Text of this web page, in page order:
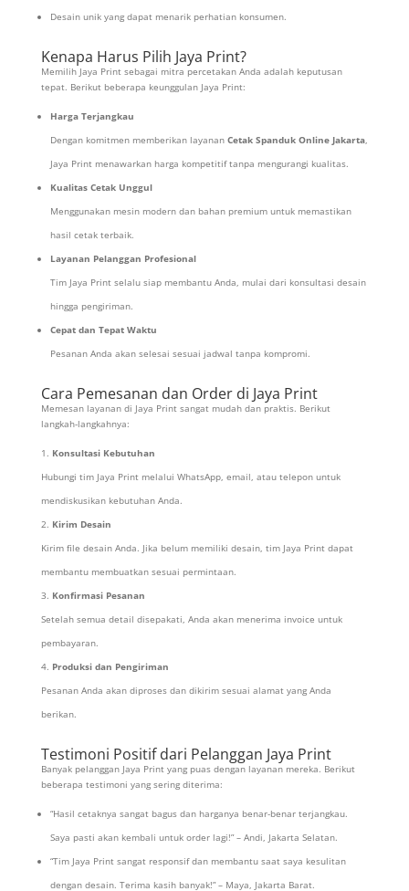
Desain unik yang dapat menarik perhatian konsumen.
Kenapa Harus Pilih Jaya Print?
Memilih Jaya Print sebagai mitra percetakan Anda adalah keputusan
tepat. Berikut beberapa keunggulan Jaya Print:
Harga Terjangkau
Dengan komitmen memberikan layanan Cetak Spanduk Online Jakarta,
Jaya Print menawarkan harga kompetitif tanpa mengurangi kualitas.
Kualitas Cetak Unggul
Menggunakan mesin modern dan bahan premium untuk memastikan
hasil cetak terbaik.
Layanan Pelanggan Profesional
Tim Jaya Print selalu siap membantu Anda, mulai dari konsultasi desain
hingga pengiriman.
Cepat dan Tepat Waktu
Pesanan Anda akan selesai sesuai jadwal tanpa kompromi.
Cara Pemesanan dan Order di Jaya Print
Memesan layanan di Jaya Print sangat mudah dan praktis. Berikut
langkah-langkahnya:
Konsultasi Kebutuhan
Hubungi tim Jaya Print melalui WhatsApp, email, atau telepon untuk
mendiskusikan kebutuhan Anda.
Kirim Desain
Kirim file desain Anda. Jika belum memiliki desain, tim Jaya Print dapat
membantu membuatkan sesuai permintaan.
Konfirmasi Pesanan
Setelah semua detail disepakati, Anda akan menerima invoice untuk
pembayaran.
Produksi dan Pengiriman
Pesanan Anda akan diproses dan dikirim sesuai alamat yang Anda
berikan.
Testimoni Positif dari Pelanggan Jaya Print
Banyak pelanggan Jaya Print yang puas dengan layanan mereka. Berikut
beberapa testimoni yang sering diterima:
“Hasil cetaknya sangat bagus dan harganya benar-benar terjangkau.
Saya pasti akan kembali untuk order lagi!” – Andi, Jakarta Selatan.
“Tim Jaya Print sangat responsif dan membantu saat saya kesulitan
dengan desain. Terima kasih banyak!” – Maya, Jakarta Barat.